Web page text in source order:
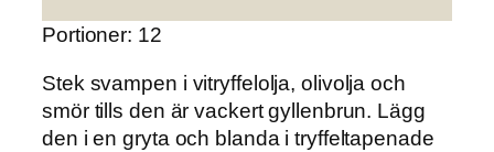
Portioner: 12
Stek svampen i vitryffelolja, olivolja och
smör tills den är vackert gyllenbrun. Lägg
den i en gryta och blanda i tryffeltapenade